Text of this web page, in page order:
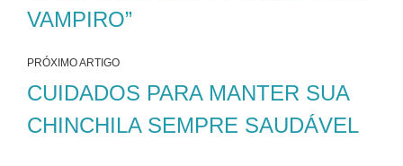
VAMPIRO”
PRÓXIMO ARTIGO
CUIDADOS PARA MANTER SUA
CHINCHILA SEMPRE SAUDÁVEL